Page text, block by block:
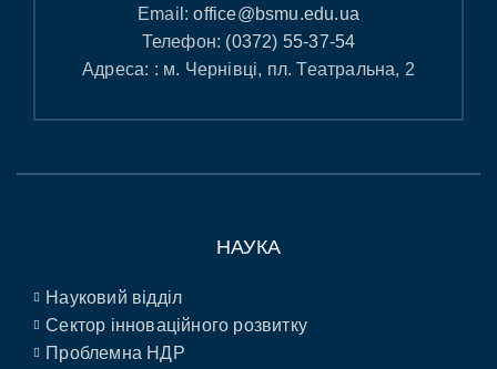
Email:office@bsmu.edu.ua
Телефон: (0372) 55-37-54
Адреса: : м. Чернівці, пл. Театральна, 2
НАУКА
Науковий відділ
Сектор інноваційного розвитку
Проблемна НДР